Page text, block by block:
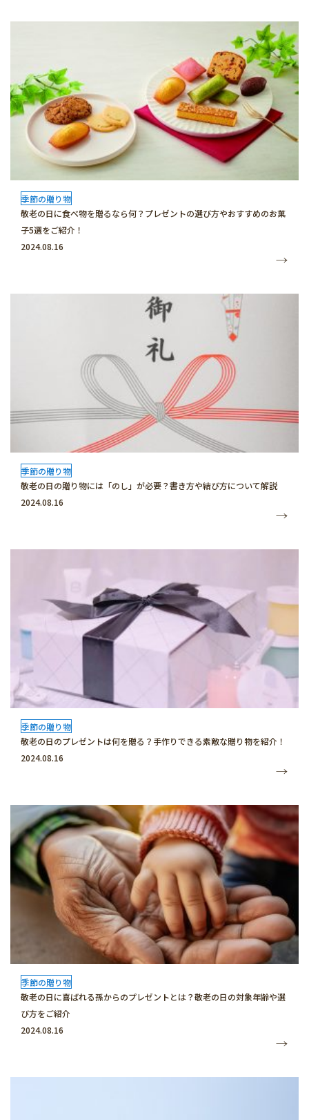
季節の贈り物
敬老の日に食べ物を贈るなら何？プレゼントの選び方やおすすめのお菓
子5選をご紹介！
2024.08.16
季節の贈り物
敬老の日の贈り物には「のし」が必要？書き方や結び方について解説
2024.08.16
季節の贈り物
敬老の日のプレゼントは何を贈る？手作りできる素敵な贈り物を紹介！
2024.08.16
季節の贈り物
敬老の日に喜ばれる孫からのプレゼントとは？敬老の日の対象年齢や選
び方をご紹介
2024.08.16